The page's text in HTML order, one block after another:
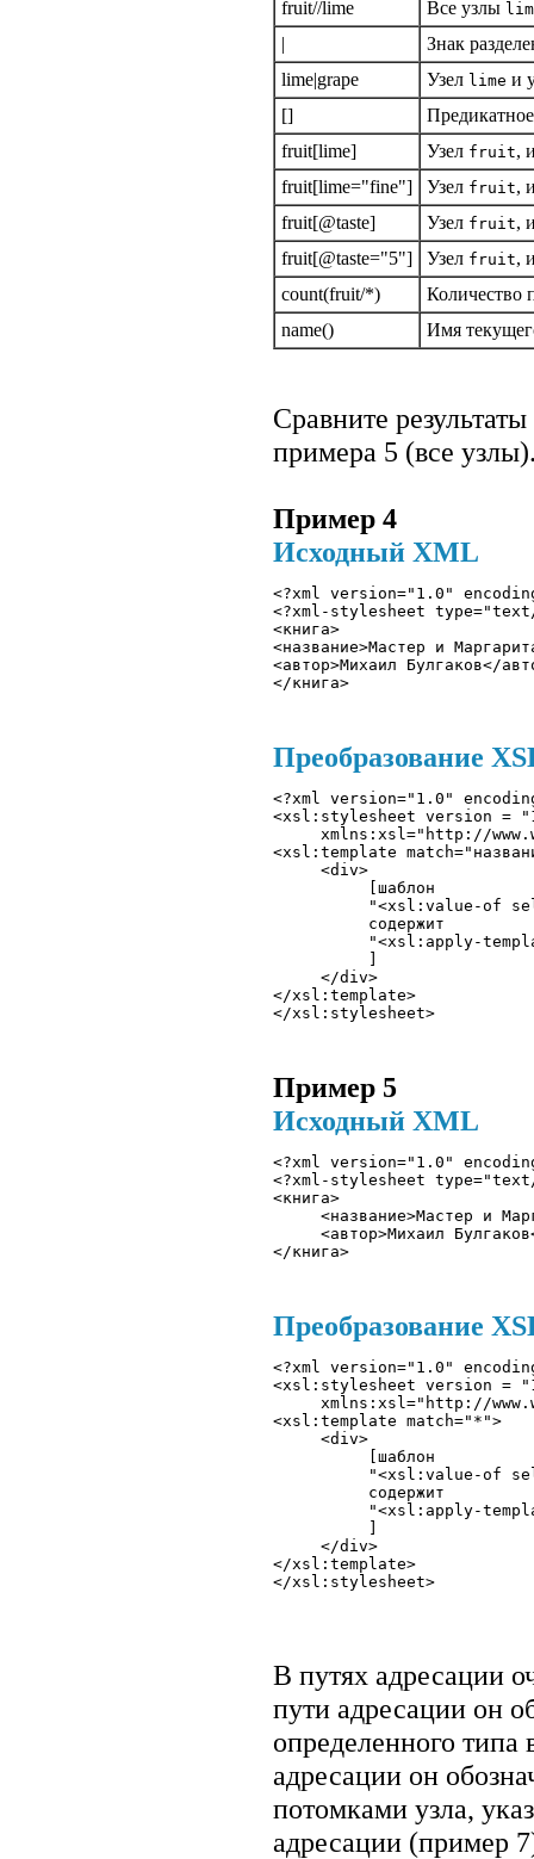
fruit//lime Все узлы
|
Знак
lime|grape
Узел lime и
[]
fruit[lime]
Узел fruit,
fruit[lime="fine"]
Узел fruit,
fruit[@taste]
Узел fruit,
fruit[@taste="5"]
Узел fruit,
count(fruit/*)
Количество
name()
Имя
Сравните
примера 5 (все
Пример 4
Исходный XML
<?xml version="1.0"
<?xml-stylesheet
<книга>
<название>Мастер и
<автор>Михаил Булгаков</
</книга>
Преобразование
<?xml version="1.0"
<xsl:stylesheet version =
xmlns:xsl="http://
<xsl:template
     <div>
          [шаблон
"<xsl:value-of
          содержит
"<xsl:apply-
     </div>
</xsl:template>
Пример 5
Исходный XML
<?xml version="1.0"
<?xml-stylesheet
<книга>
<название>Мастер и
<автор>Михаил
Преобразование
<?xml version="1.0"
<xsl:stylesheet version =
xmlns:xsl="http://
<xsl:template match="*">
     <div>
          [шаблон
"<xsl:value-of
          содержит
"<xsl:apply-
     </div>
</xsl:template>
В путях адресации
пути адресации он
определенного
адресации он
потомками узла,
адресации (пример